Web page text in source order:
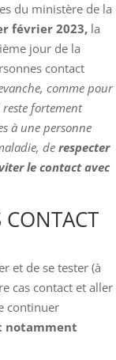
du ministère de la
février 2023, la
jour de la
contact
comme pour
fortement
à une personne
de respecter
le contact avec
CONTACT
et de se tester (à
cas contact et aller
continuer
notamment